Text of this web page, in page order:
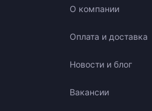
О компании
Оплата и доставка
Новости и блог
Вакансии